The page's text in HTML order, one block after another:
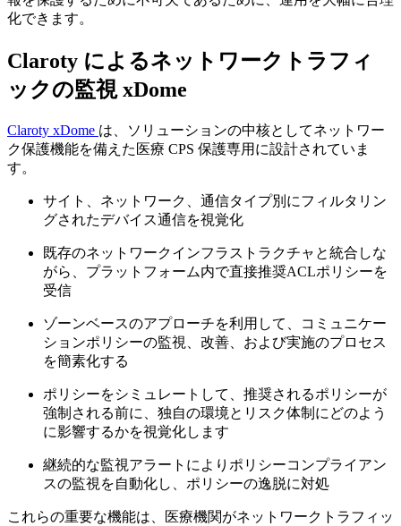
化できます。
Claroty によるネットワークトラフィ
ックの監視 xDome
Claroty xDome は、ソリューションの中核としてネットワー
ク保護機能を備えた医療 CPS 保護専用に設計されていま
す。
サイト、ネットワーク、通信タイプ別にフィルタリン
グされたデバイス通信を視覚化
既存のネットワークインフラストラクチャと統合しな
がら、プラットフォーム内で直接推奨ACLポリシーを
受信
ゾーンベースのアプローチを利用して、コミュニケー
ションポリシーの監視、改善、および実施のプロセス
を簡素化する
ポリシーをシミュレートして、推奨されるポリシーが
強制される前に、独自の環境とリスク体制にどのよう
に影響するかを視覚化します
継続的な監視アラートによりポリシーコンプライアン
スの監視を自動化し、ポリシーの逸脱に対処
これらの重要な機能は、医療機関がネットワークトラフィッ